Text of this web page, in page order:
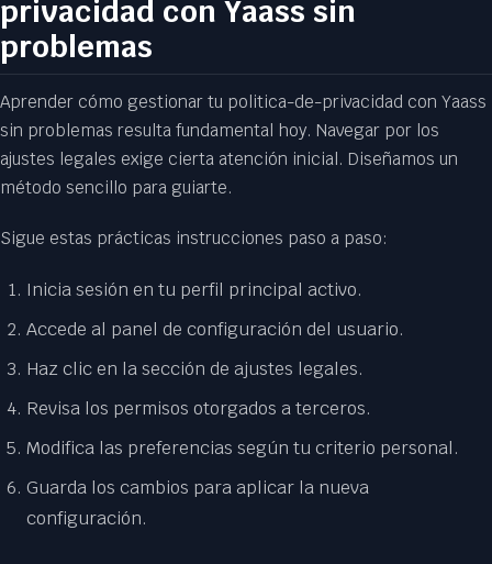
privacidad con Yaass sin
problemas
Aprender cómo gestionar tu politica-de-privacidad con Yaass
sin problemas resulta fundamental hoy. Navegar por los
ajustes legales exige cierta atención inicial. Diseñamos un
método sencillo para guiarte.
Sigue estas prácticas instrucciones paso a paso:
Inicia sesión en tu perfil principal activo.
Accede al panel de configuración del usuario.
Haz clic en la sección de ajustes legales.
Revisa los permisos otorgados a terceros.
Modifica las preferencias según tu criterio personal.
Guarda los cambios para aplicar la nueva
configuración.